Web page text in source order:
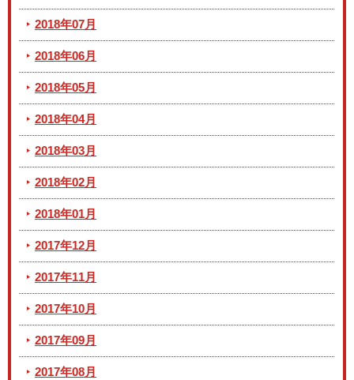
2018年07月
2018年06月
2018年05月
2018年04月
2018年03月
2018年02月
2018年01月
2017年12月
2017年11月
2017年10月
2017年09月
2017年08月